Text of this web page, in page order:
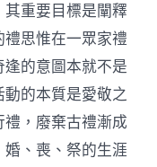
重要目標是闡釋
思惟在一眾家禮
的意圖本就不是
的本質是愛敬之
，廢棄古禮漸成
、喪、祭的生涯